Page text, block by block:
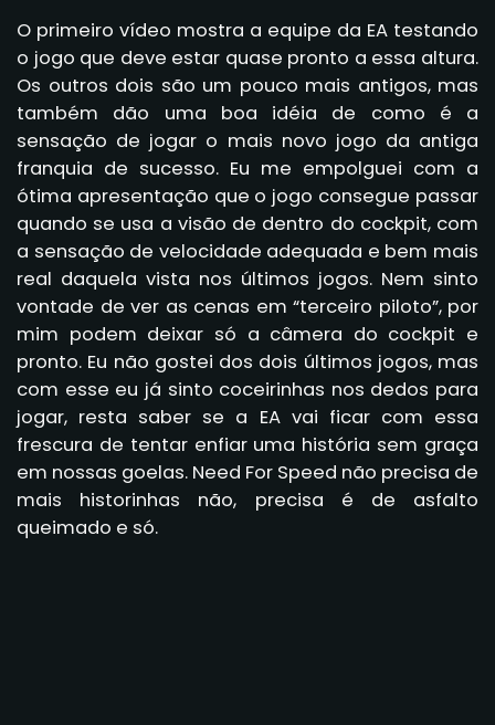
O primeiro vídeo mostra a equipe da EA testando
o jogo que deve estar quase pronto a essa altura.
Os outros dois são um pouco mais antigos, mas
também dão uma boa idéia de como é a
sensação de jogar o mais novo jogo da antiga
franquia de sucesso. Eu me empolguei com a
ótima apresentação que o jogo consegue passar
quando se usa a visão de dentro do cockpit, com
a sensação de velocidade adequada e bem mais
real daquela vista nos últimos jogos. Nem sinto
vontade de ver as cenas em “terceiro piloto”, por
mim podem deixar só a câmera do cockpit e
pronto. Eu não gostei dos dois últimos jogos, mas
com esse eu já sinto coceirinhas nos dedos para
jogar, resta saber se a EA vai ficar com essa
frescura de tentar enfiar uma história sem graça
em nossas goelas. Need For Speed não precisa de
mais historinhas não, precisa é de asfalto
queimado e só.